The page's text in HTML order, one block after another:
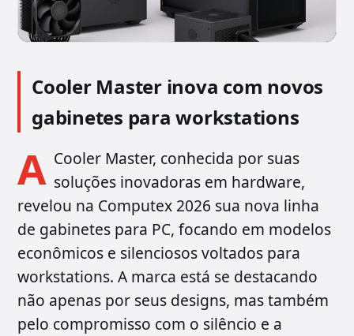
Cooler Master inova com novos
gabinetes para workstations
A Cooler Master, conhecida por suas
soluções inovadoras em hardware,
revelou na Computex 2026 sua nova linha
de gabinetes para PC, focando em modelos
econômicos e silenciosos voltados para
workstations. A marca está se destacando
não apenas por seus designs, mas também
pelo compromisso com o silêncio e a